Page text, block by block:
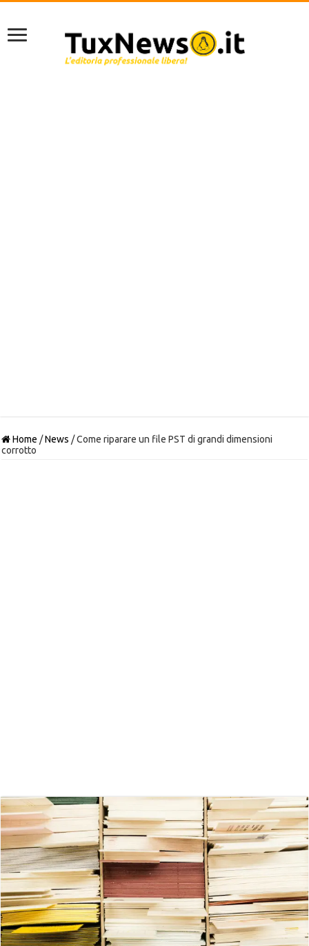
Home /News /Come riparare un file PST di grandi dimensioni
corrotto